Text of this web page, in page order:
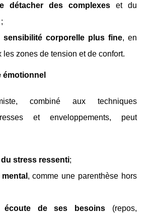
détacher des complexeset du
sensibilité corporelle plus fine, en
les zones de tension et de confort.
émotionnel
combiné aux techniques
et enveloppements, peut
stress ressenti;
, comme une parenthèse hors
écoute de ses besoins (repos,